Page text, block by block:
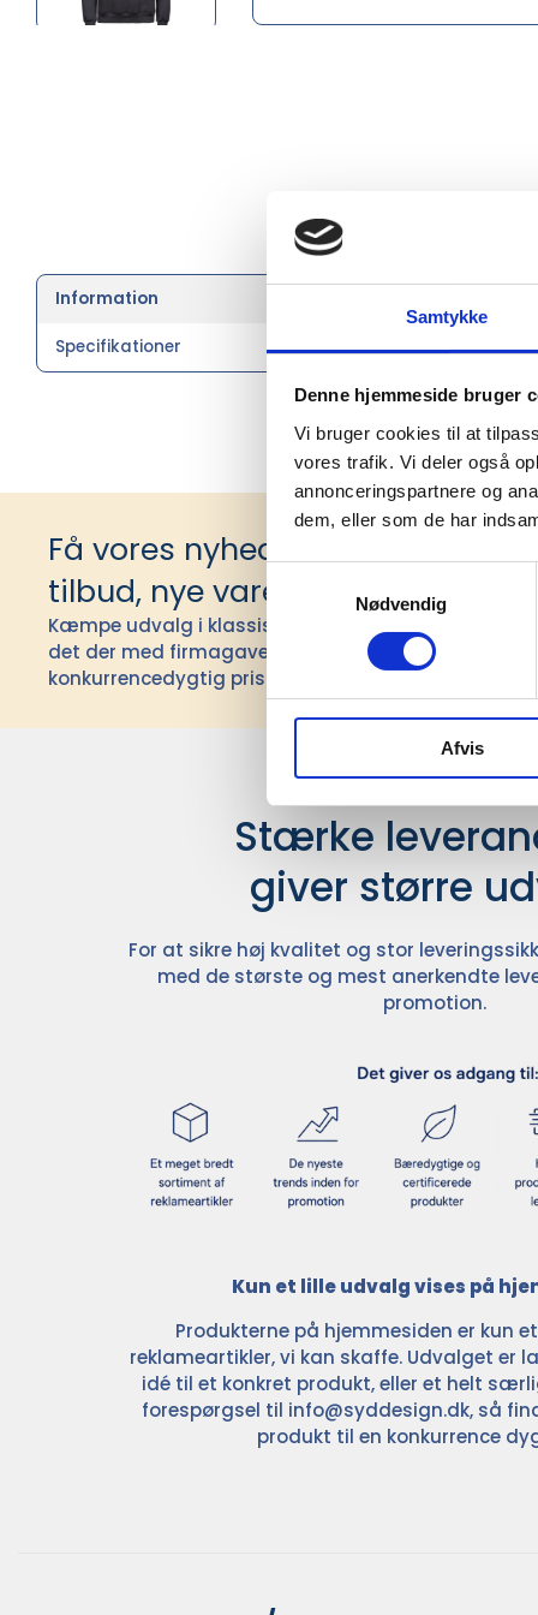
Samtykke
Denne hjemmeside bruger
Vi bruger cookies til at
vores trafik. Vi deler også
annonceringspartnere og
dem, eller som de har
Nødvendig
Afvis
Information
Specifikationer
Hooded
metervare
Få vores nyhedsbrev med
tilbud, nye varer og andet godt
Kæmpe udvalg i klassiske og nyskabende
det der med firmagaver, og har ydet god personlig
konkurrencedygtig pris siden 1991.
Stærke
giver større
For at sikre høj kvalitet og stor
med de største og mest anerkendte
promotion.
Kun et lille udvalg vises på
Produkterne på hjemmesiden er kun
reklameartikler, vi kan skaffe. Udvalget er
idé til et konkret produkt, eller et helt
forespørgsel til info@syddesign.dk, så
produkt til en konkurrence